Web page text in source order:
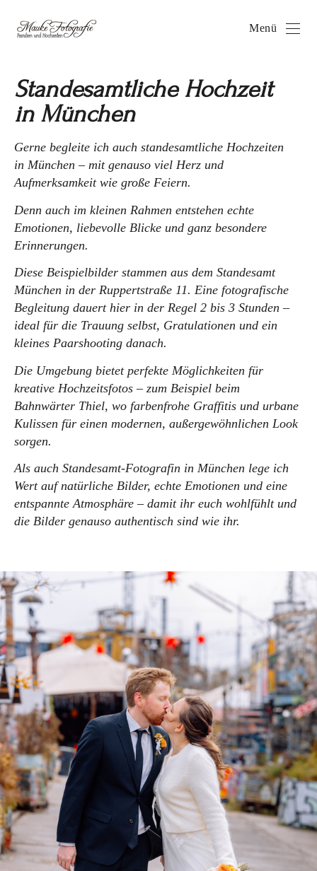
Menü
Standesamtliche Hochzeit
in München
Gerne begleite ich auch standesamtliche Hochzeiten
in München – mit genauso viel Herz und
Aufmerksamkeit wie große Feiern.
Denn auch im kleinen Rahmen entstehen echte
Emotionen, liebevolle Blicke und ganz besondere
Erinnerungen.
Diese Beispielbilder stammen aus dem Standesamt
München in der Ruppertstraße 11. Eine fotografische
Begleitung dauert hier in der Regel 2 bis 3 Stunden –
ideal für die Trauung selbst, Gratulationen und ein
kleines Paarshooting danach.
Die Umgebung bietet perfekte Möglichkeiten für
kreative Hochzeitsfotos – zum Beispiel beim
Bahnwärter Thiel, wo farbenfrohe Graffitis und urbane
Kulissen für einen modernen, außergewöhnlichen Look
sorgen.
Als auch Standesamt-Fotografin in München lege ich
Wert auf natürliche Bilder, echte Emotionen und eine
entspannte Atmosphäre – damit ihr euch wohlfühlt und
die Bilder genauso authentisch sind wie ihr.